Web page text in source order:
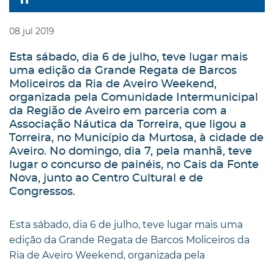
08 jul 2019
Esta sábado, dia 6 de julho, teve lugar mais
uma edição da Grande Regata de Barcos
Moliceiros da Ria de Aveiro Weekend,
organizada pela Comunidade Intermunicipal
da Região de Aveiro em parceria com a
Associação Náutica da Torreira, que ligou a
Torreira, no Município da Murtosa, à cidade de
Aveiro. No domingo, dia 7, pela manhã, teve
lugar o concurso de painéis, no Cais da Fonte
Nova, junto ao Centro Cultural e de
Congressos.
Esta sábado, dia 6 de julho, teve lugar mais uma
edição da Grande Regata de Barcos Moliceiros da
Ria de Aveiro Weekend, organizada pela